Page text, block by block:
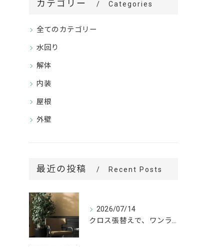
カテゴリー Categories
全てのカテゴリー
水回り
解体
内装
屋根
外壁
最近の投稿 Recent Posts
2026/07/14
クロス張替えで、ワンランク上の空間へ。